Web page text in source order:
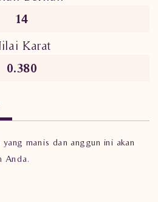
14
Karat
0.380
manis dan anggun ini akan
Anda.